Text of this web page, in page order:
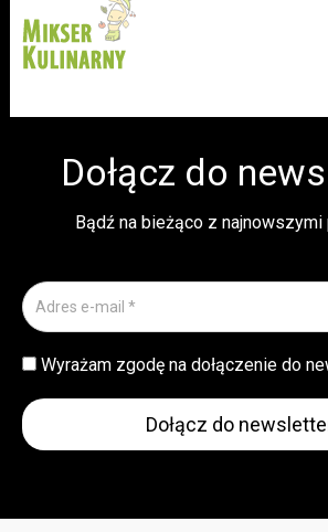
Dołącz do
Bądź na bieżąco z
Wyrażam zgodę na dołączenie do